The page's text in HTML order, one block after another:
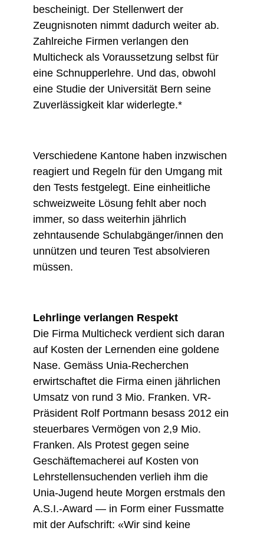
bescheinigt. Der Stellenwert der
Zeugnisnoten nimmt dadurch weiter ab.
Zahlreiche Firmen verlangen den
Multicheck als Voraussetzung selbst für
eine Schnupperlehre. Und das, obwohl
eine Studie der Universität Bern seine
Zuverlässigkeit klar widerlegte.*
Verschiedene Kantone haben inzwischen
reagiert und Regeln für den Umgang mit
den Tests festgelegt. Eine einheitliche
schweizweite Lösung fehlt aber noch
immer, so dass weiterhin jährlich
zehntausende Schulabgänger/innen den
unnützen und teuren Test absolvieren
müssen.
Lehrlinge verlangen Respekt
Die Firma Multicheck verdient sich daran
auf Kosten der Lernenden eine goldene
Nase. Gemäss Unia-Recherchen
erwirtschaftet die Firma einen jährlichen
Umsatz von rund 3 Mio. Franken. VR-
Präsident Rolf Portmann besass 2012 ein
steuerbares Vermögen von 2,9 Mio.
Franken. Als Protest gegen seine
Geschäftemacherei auf Kosten von
Lehrstellensuchenden verlieh ihm die
Unia-Jugend heute Morgen erstmals den
A.S.I.-Award — in Form einer Fussmatte
mit der Aufschrift: «Wir sind keine